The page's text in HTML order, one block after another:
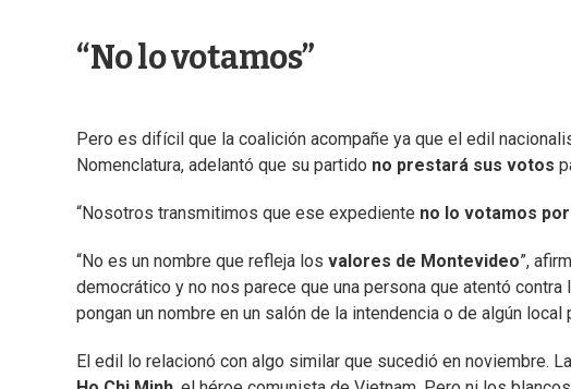
“No lo votamos”
Pero es difícil que la coalición acompañe ya que el edil
Nomenclatura, adelantó que su partido no prestará sus votos
“Nosotros transmitimos que ese expediente no lo votamos
“No es un nombre que refleja los valores de Montevideo”,
democrático y no nos parece que una persona que atentó
pongan un nombre en un salón de la intendencia o de algún local
El edil lo relacionó con algo similar que sucedió en noviembre.